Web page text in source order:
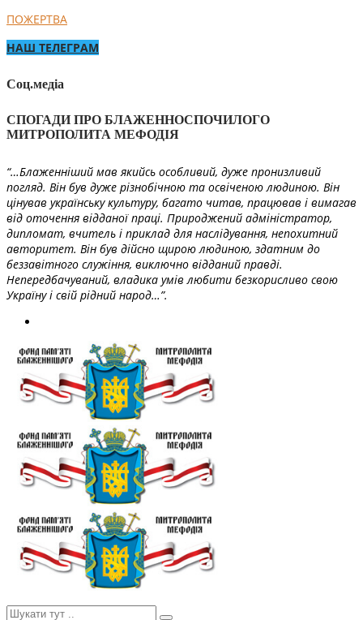
ПОЖЕРТВА
НАШ ТЕЛЕГРАМ
Соц.медіа
СПОГАДИ ПРО БЛАЖЕННОСПОЧИЛОГО
МИТРОПОЛИТА МЕФОДІЯ
“…Блаженніший мав якийсь особливий, дуже пронизливий
погляд. Він був дуже різнобічною та освіченою людиною. Він
цінував українську культуру, багато читав, працював і вимагав
від оточення відданої праці. Природжений адміністратор,
дипломат, вчитель і приклад для наслідування, непохитний
авторитет. Він був дійсно щирою людиною, здатним до
беззавітного служіння, виключно відданий правді.
Непередбачуваний, владика умів любити безкорисливо свою
Україну і свій рідний народ…”.